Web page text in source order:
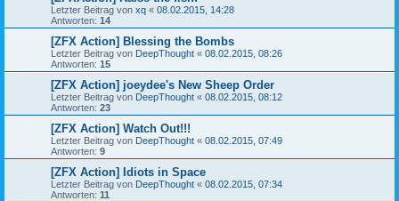
Letzter Beitrag von xq « 08.02.2015, 14:28
Antworten: 14
[ZFX Action] Blessing the Bombs
Letzter Beitrag von DeepThought « 08.02.2015, 08:26
Antworten: 15
[ZFX Action] joeydee's New Sheep Order
Letzter Beitrag von DeepThought « 08.02.2015, 08:12
Antworten: 23
[ZFX Action] Watch Out!!!
Letzter Beitrag von DeepThought « 08.02.2015, 07:49
Antworten: 9
[ZFX Action] Idiots in Space
Letzter Beitrag von DeepThought « 08.02.2015, 07:34
Antworten: 11